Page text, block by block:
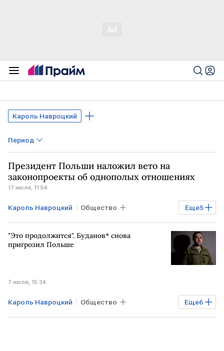
Кароль Навроцкий
Период
Президент Польши наложил вето на
законопроекты об однополых отношениях
17 июля, 11:54
Еще5
Кароль Навроцкий Общество
Экономика РОССИЯ ПОЛЬША
РФ Сейм
"Это продолжится". Буданов* снова
пригрозил Польше
7 июля, 15:34
Еще6
Кароль Навроцкий Общество
ПОЛЬША Киев Андрей Мельник